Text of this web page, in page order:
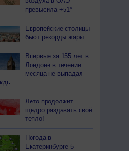
превысила +51°
Европейские столицы
бьют рекорды жары
Впервые за 155 лет в
Лондоне в течение
месяца не выпадал
Лето продолжит
щедро раздавать своё
тепло!
Погода в
Екатеринбурге 5